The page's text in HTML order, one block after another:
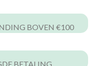
BOVEN €100
BETALING